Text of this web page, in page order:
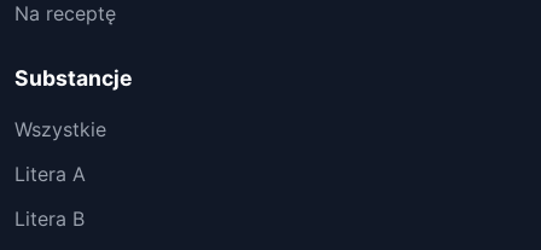
Na receptę
Substancje
Wszystkie
Litera A
Litera B